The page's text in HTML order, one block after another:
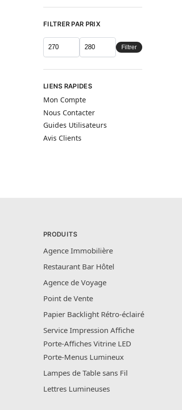
FILTRER PAR PRIX
Filtrer
LIENS RAPIDES
Mon Compte
Nous Contacter
Guides Utilisateurs
Avis Clients
PRODUITS
Agence Immobilière
Restaurant Bar Hôtel
Agence de Voyage
Point de Vente
Papier Backlight Rétro-éclairé
Service Impression Affiche
Porte-Affiches Vitrine LED
Porte-Menus Lumineux
Lampes de Table sans Fil
Lettres Lumineuses